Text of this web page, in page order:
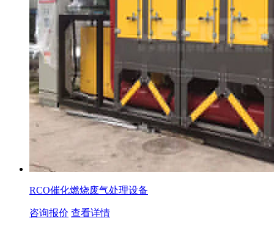
RCO催化燃烧废气处理设备
咨询报价 查看详情